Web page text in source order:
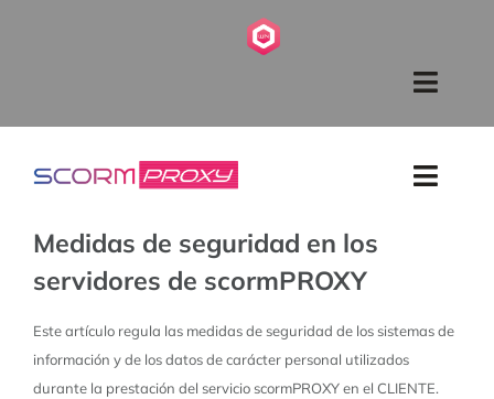
Toggle
INICIO
SOLUCIONES
PROVEEDORES DE CONTENIDO
PRESENTACIÓN
PRECIOS
Medidas de seguridad en los
servidores de scormPROXY
Este artículo regula las medidas de seguridad de los sistemas de
información y de los datos de carácter personal utilizados
durante la prestación del servicio scormPROXY en el CLIENTE.